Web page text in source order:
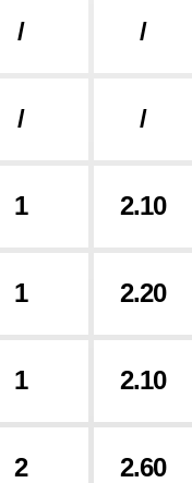
/ /
/ /
1 2.10
1 2.20
1 2.10
2 2.60